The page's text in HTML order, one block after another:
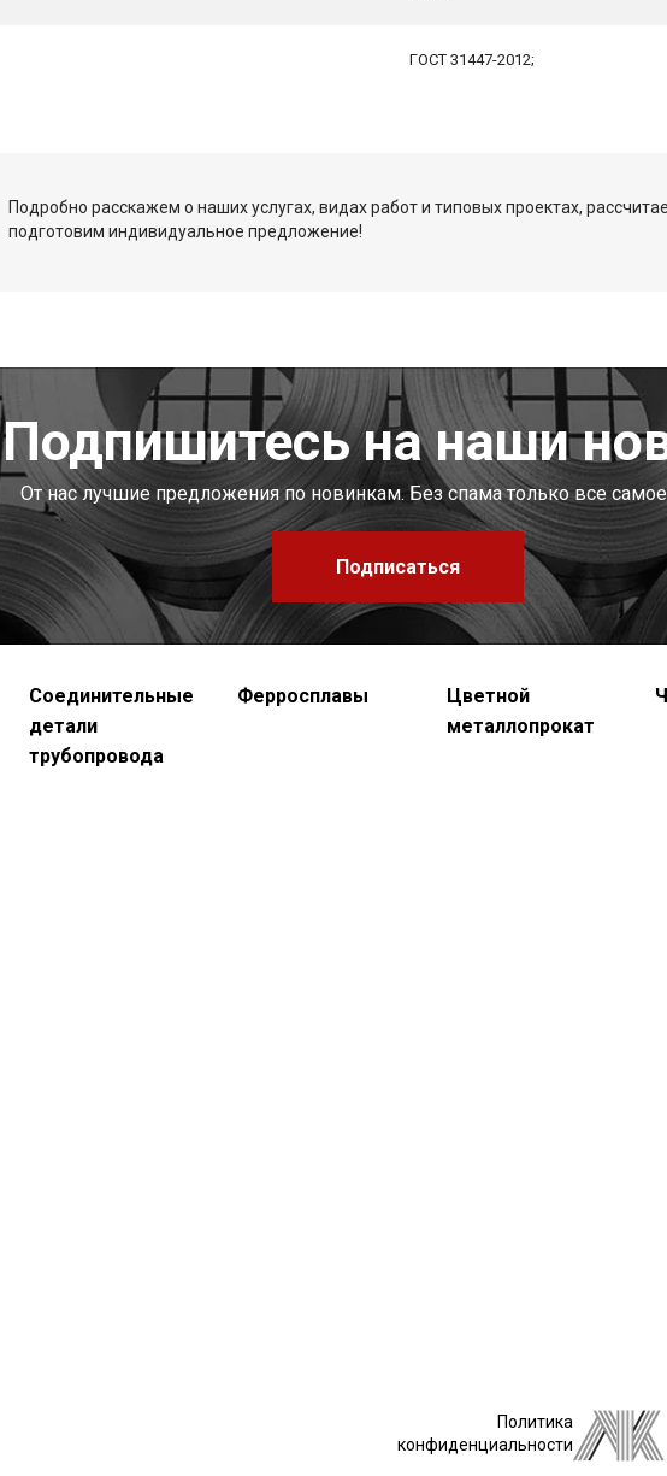
ГОСТ 31447-2012;
Подробно расскажем о наших услугах, видах работ и типовых проектах,
подготовим индивидуальное предложение!
Подпишитесь на наши
От нас лучшие предложения по новинкам. Без спама только все
Подписаться
Соединительные
детали
трубопровода
Ферросплавы
Цветной
металлопрокат
Политика
конфиденциальности